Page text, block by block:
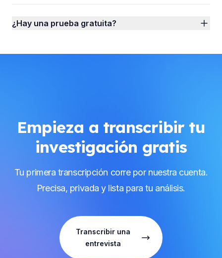
¿Hay una prueba gratuita?
Empieza a transcribir tu
investigación gratis
Tu primera transcripción corre por nuestra cuenta.
Precisa, privada y lista para tu análisis.
Transcribir una
entrevista